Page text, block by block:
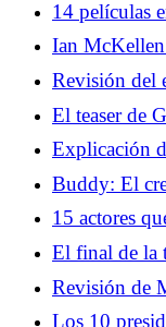
14 películas
policía
Ian
década de
Revisión del
'97: regreso
más hacia el
El teaser de
moraleja
Explicación
Madre
más
Buddy: El
versión de
15 actores
nombrar
El final de la
spin-off
Revisión de
desagradable
Los 10